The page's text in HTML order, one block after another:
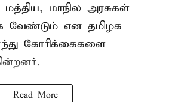
மாநில அரசுகள்
வேண்டும் என தமிழக
கோரிக்கைகளை
Read More